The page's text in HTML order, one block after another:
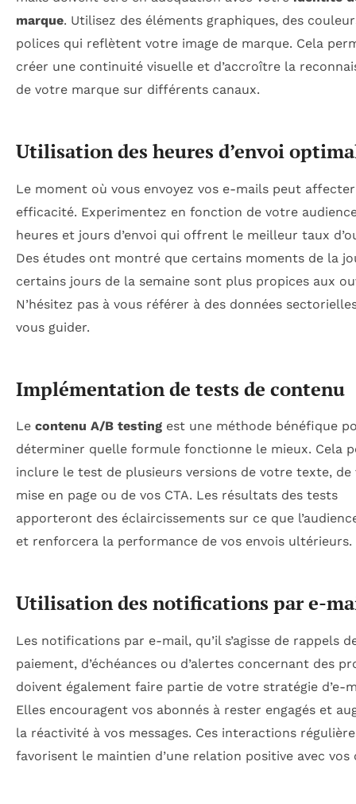
marque. Utilisez des éléments graphiques, des
polices qui reflètent votre image de marque. Cela
créer une continuité visuelle et d’accroître la
de votre marque sur différents canaux.
Utilisation des heures d’envoi
Le moment où vous envoyez vos e-mails peut
efficacité. Experimentez en fonction de votre
heures et jours d’envoi qui offrent le meilleur taux
Des études ont montré que certains moments de la
certains jours de la semaine sont plus propices aux
N’hésitez pas à vous référer à des données
vous guider.
Implémentation de tests de contenu
Le contenu A/B testing est une méthode bénéfique
déterminer quelle formule fonctionne le mieux. Cela
inclure le test de plusieurs versions de votre texte, de
mise en page ou de vos CTA. Les résultats des tests
apporteront des éclaircissements sur ce que
et renforcera la performance de vos envois ultérieurs.
Utilisation des notifications par e-
Les notifications par e-mail, qu’il s’agisse de rappels
paiement, d’échéances ou d’alertes concernant des
doivent également faire partie de votre stratégie d’e-
Elles encouragent vos abonnés à rester engagés et
la réactivité à vos messages. Ces interactions
favorisent le maintien d’une relation positive avec vos